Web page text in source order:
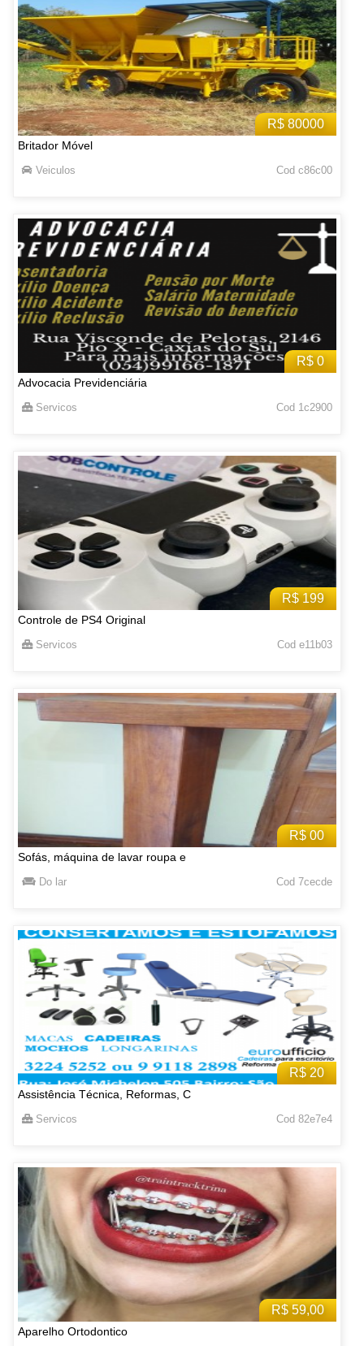
R$ 80000
Britador Móvel
Veiculos Cod c86c00
R$ 0
Advocacia Previdenciária
Servicos Cod 1c2900
R$ 199
Controle de PS4 Original
Servicos Cod e11b03
R$ 00
Sofás, máquina de lavar roupa e
Do lar Cod 7cecde
R$ 20
Assistência Técnica, Reformas, C
Servicos Cod 82e7e4
R$ 59,00
Aparelho Ortodontico